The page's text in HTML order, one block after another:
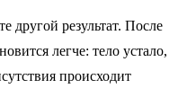
другой результат. После
легче: тело устало,
происходит